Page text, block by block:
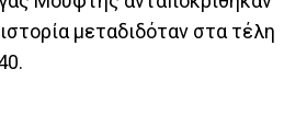
μεταδιδόταν στα τέλη